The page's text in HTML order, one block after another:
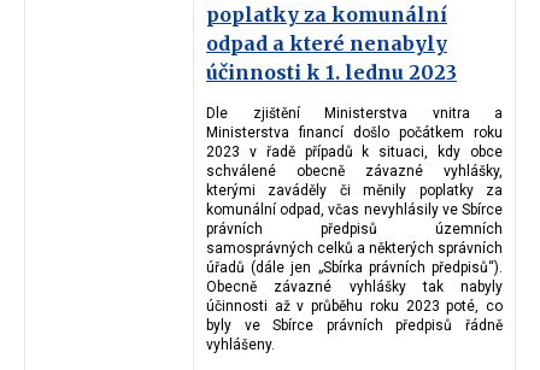
poplatky za komunální
odpad a které nenabyly
účinnosti k 1. lednu 2023
Dle zjištění Ministerstva vnitra a
Ministerstva financí došlo počátkem roku
2023 v řadě případů k situaci, kdy obce
schválené obecně závazné vyhlášky,
kterými zaváděly či měnily poplatky za
komunální odpad, včas nevyhlásily ve Sbírce
právních předpisů územních
samosprávných celků a některých správních
úřadů (dále jen „Sbírka právních předpisů“).
Obecně závazné vyhlášky tak nabyly
účinnosti až v průběhu roku 2023 poté, co
byly ve Sbírce právních předpisů řádně
vyhlášeny.